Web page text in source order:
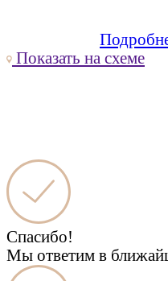
Показать на схеме
Спасибо!
Мы ответим в